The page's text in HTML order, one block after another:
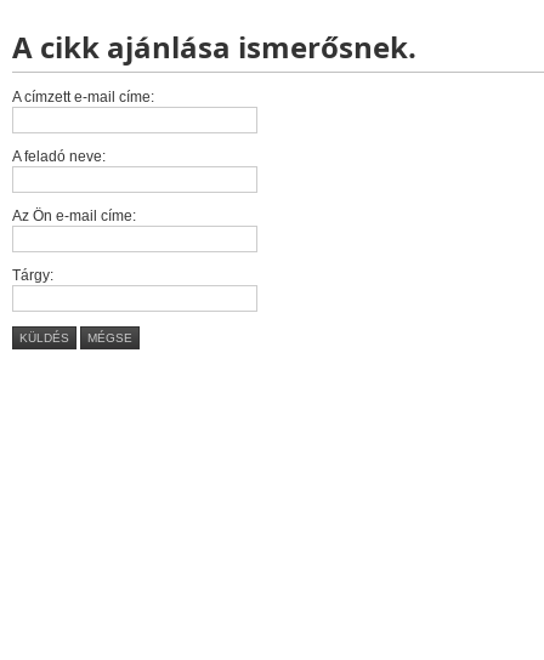
A cikk ajánlása ismerősnek.
A címzett e-mail címe:
A feladó neve:
Az Ön e-mail címe:
Tárgy:
KÜLDÉS MÉGSE